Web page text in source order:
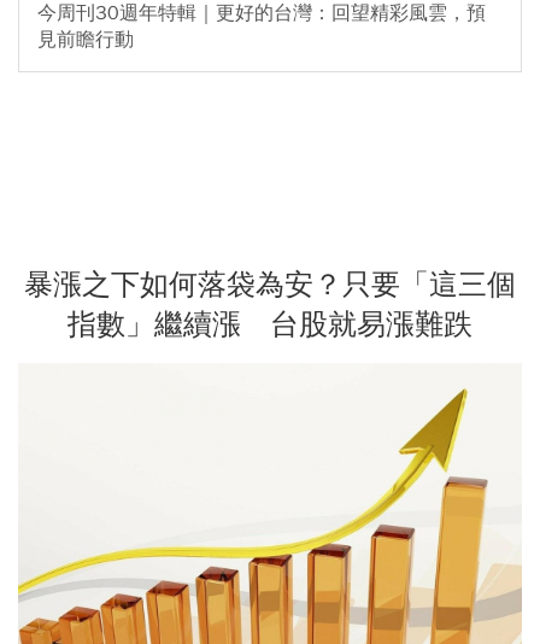
今周刊30週年特輯｜更好的台灣：回望精彩風雲，預
見前瞻行動
暴漲之下如何落袋為安？只要「這三個
指數」繼續漲 台股就易漲難跌